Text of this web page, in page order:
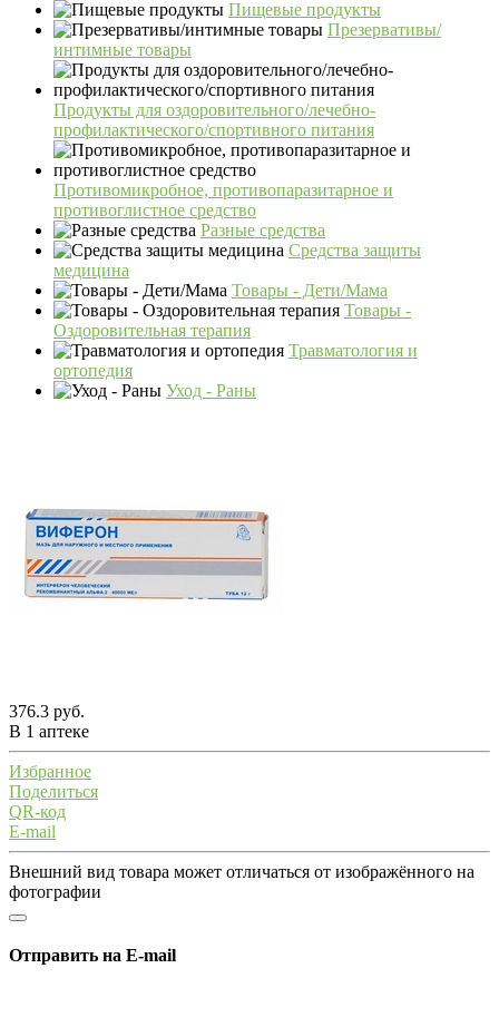
Пищевые продукты
Презервативы/
интимные товары
Продукты для оздоровительного/лечебно-
профилактического/спортивного питания
Противомикробное, противопаразитарное и
противоглистное средство
Разные средства
Средства защиты
медицина
Товары - Дети/Мама
Товары -
Оздоровительная терапия
Травматология и
ортопедия
Уход - Раны
376.3 руб.
В 1 аптеке
Избранное
Поделиться
QR-код
E-mail
Внешний вид товара может отличаться от изображённого на
фотографии
Отправить на E-mail